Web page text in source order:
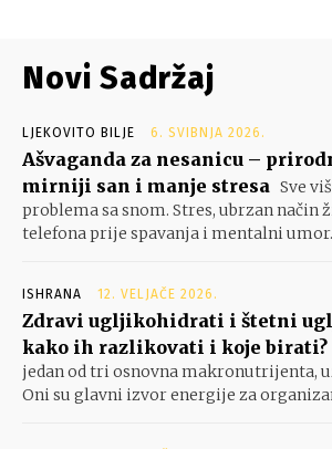
Novi Sadržaj
LJEKOVITO BILJE 6. SVIBNJA 2026.
Ašvaganda za nesanicu –
mirniji san i manje stresa Sve
problema sa snom. Stres, ubrzan način
telefona prije spavanja i mentalni
ISHRANA 12. VELJAČE 2026.
Zdravi ugljikohidrati i štetni
kako ih razlikovati i koje birati?
jedan od tri osnovna makronutrijenta,
Oni su glavni izvor energije za